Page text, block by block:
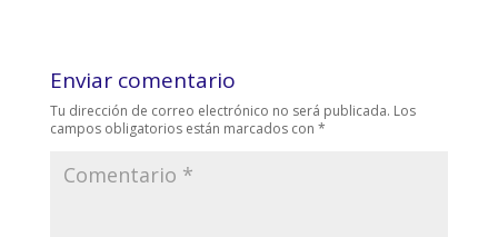
Enviar comentario
Tu dirección de correo electrónico no será publicada. Los
campos obligatorios están marcados con *